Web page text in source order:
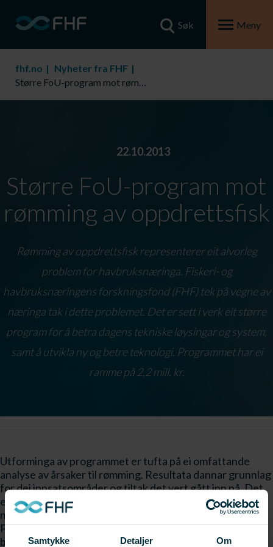
Samtykke Detaljer Om
Søk Meny
fhf.no
Nyheter fra FHF
Større FoU-program mot rømming av oppdrettsfisk
22.10.2013
Større FoU-program mot
rømming av oppdrettsfisk
Rømming av oppdrettsfisk representerer eit alvorleg
problem for havbruksnæringa. Fiskeri- og
havbruksnæringens forskningsfond (FHF) tek på vegne av
næringa tak i dette problemet. Det er sett i verk eit større
program for å betra dagens tekniske løysingar og system,
samt å utvikla ny og betre teknologi. Programmet har ei
ramme på 2,2 mill. kr.
Utforminga av programmet er tufta på ei omfattande
analyse av årsaker til rømming. Resultata dannar grunnlag
for dei innsatsområder og tiltak det vert gått inn på. Det
er i programmet lagt opp til et tett samspel mellom
næringsutøverane, leverandørar av utstyr og FoU-miljø.
Programmet tek føre seg 4 hovedområde: 1. Utvikling av
bedre forankringssystem (herunder også